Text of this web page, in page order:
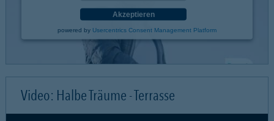
Akzeptieren
powered by Usercentrics Consent Management Platform
Video: Halbe Träume - Terrasse